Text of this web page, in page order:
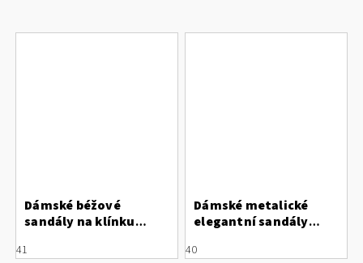
Dámské béžové
sandály na klínku
41
Dámské metalické
elegantní sandály
40